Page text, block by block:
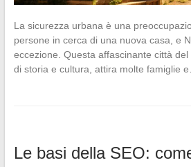
La sicurezza urbana è una
persone in cerca di una nuova casa, e
eccezione. Questa affascinante città
di storia e cultura, attira molte famiglie
Le basi della SEO: